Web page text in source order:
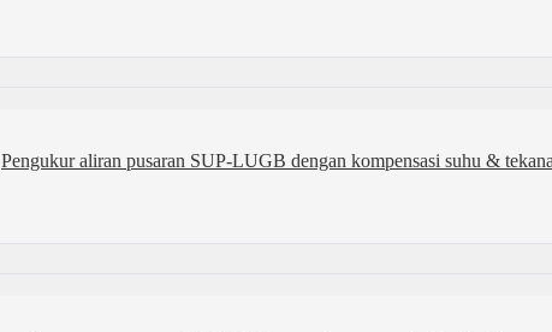
Pengukur aliran pusaran SUP-LUGB dengan kompensasi suhu &